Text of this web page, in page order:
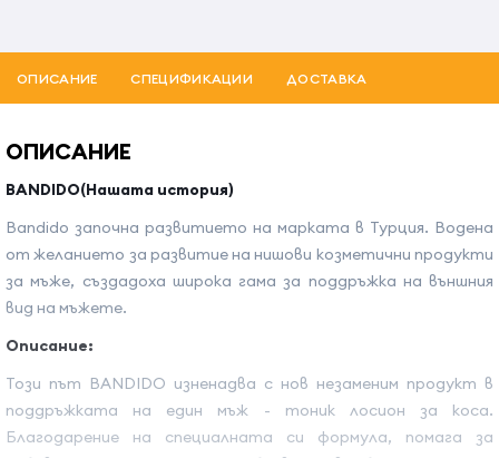
ОПИСАНИЕ СПЕЦИФИКАЦИИ ДОСТАВКА
ОПИСАНИЕ
BANDIDO(Нашата история)
Bandido започна развитието на марката в Турция. Водена
от желанието за развитие на нишови козметични продукти
за мъже, създадоха широка гама за поддръжка на външния
вид на мъжете.
Описание:
Този път BANDIDO изненадва с нов незаменим продукт в
поддръжката на един мъж - тоник лосион за коса.
Благодарение на специалната си формула, помага за